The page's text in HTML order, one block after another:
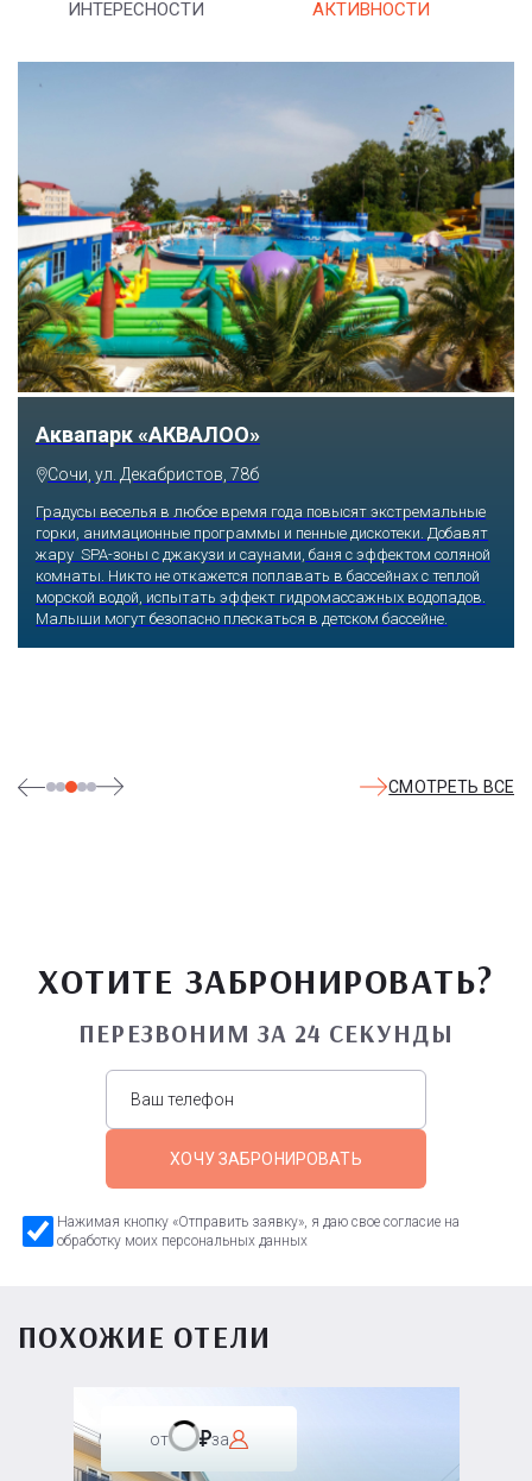
ИНТЕРЕСНОСТИ АКТИВНОСТИ
Аквапарк «АКВАЛОО»
Сочи, ул. Декабристов, 78б
Градусы веселья в любое время года повысят экстремальные
горки, анимационные программы и пенные дискотеки. Добавят
жару SPA-зоны с джакузи и саунами, баня с эффектом соляной
комнаты. Никто не откажется поплавать в бассейнах с теплой
морской водой, испытать эффект гидромассажных водопадов.
Малыши могут безопасно плескаться в детском бассейне.
СМОТРЕТЬ ВСЕ
ХОТИТЕ ЗАБРОНИРОВАТЬ?
ПЕРЕЗВОНИМ ЗА 24 СЕКУНДЫ
ХОЧУ ЗАБРОНИРОВАТЬ
Нажимая кнопку «Отправить заявку», я даю свое согласие на
обработку моих персональных данных
ПОХОЖИЕ ОТЕЛИ
от за